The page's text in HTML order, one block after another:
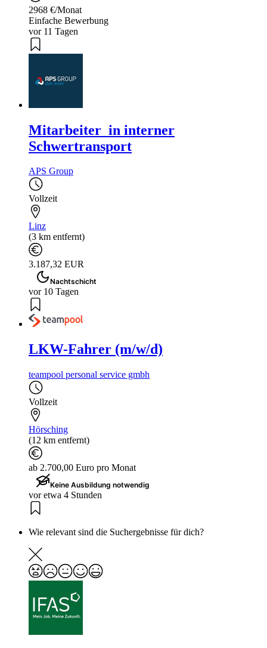
2968 €/Monat
Einfache Bewerbung
vor 11 Tagen
Mitarbeiter_in interner
Schwertransport
APS Group
Vollzeit
Linz
(3 km entfernt)
3.187,32 EUR
Nachtschicht
vor 10 Tagen
LKW-Fahrer (m/w/d)
teampool personal service gmbh
Vollzeit
Hörsching
(12 km entfernt)
ab 2.700,00 Euro pro Monat
Keine Ausbildung notwendig
vor etwa 4 Stunden
Wie relevant sind die Suchergebnisse für dich?